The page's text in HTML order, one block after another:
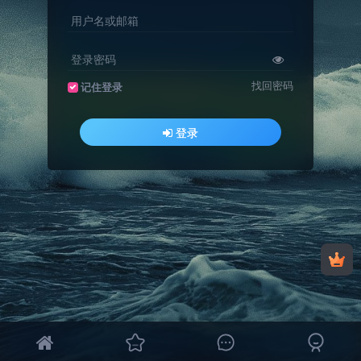
用户名或邮箱
登录密码
记住登录 找回密码
登录